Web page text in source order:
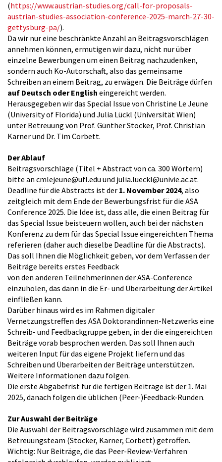
(https://www.austrian-studies.org/call-for-proposals-
austrian-studies-association-conference-2025-march-27-30-
gettysburg-pa/).
Da wir nur eine beschränkte Anzahl an Beitragsvorschlägen
annehmen können, ermutigen wir dazu, nicht nur über
einzelne Bewerbungen um einen Beitrag nachzudenken,
sondern auch Ko-Autorschaft, also das gemeinsame
Schreiben an einem Beitrag, zu erwägen. Die Beiträge dürfen
auf Deutsch oder English eingereicht werden.
Herausgegeben wir das Special Issue von Christine Le Jeune
(University of Florida) und Julia Lückl (Universität Wien)
unter Betreuung von Prof. Günther Stocker, Prof. Christian
Karner und Dr. Tim Corbett.
Der Ablauf
Beitragsvorschläge (Titel + Abstract von ca. 300 Wörtern)
bitte an cmlejeune@ufl.edu und julia.lueckl@univie.ac.at.
Deadline für die Abstracts ist der 1. November 2024, also
zeitgleich mit dem Ende der Bewerbungsfrist für die ASA
Conference 2025. Die Idee ist, dass alle, die einen Beitrag für
das Special Issue beisteuern wollen, auch bei der nächsten
Konferenz zu dem für das Special Issue eingereichten Thema
referieren (daher auch dieselbe Deadline für die Abstracts).
Das soll Ihnen die Möglichkeit geben, vor dem Verfassen der
Beiträge bereits erstes Feedback
von den anderen Teilnehmerinnen der ASA-Conference
einzuholen, das dann in die Er- und Überarbeitung der Artikel
einfließen kann.
Darüber hinaus wird es im Rahmen digitaler
Vernetzungstreffen des ASA Doktorandinnen-Netzwerks eine
Schreib- und Feedbackgruppe geben, in der die eingereichten
Beiträge vorab besprochen werden. Das soll Ihnen auch
weiteren Input für das eigene Projekt liefern und das
Schreiben und Überarbeiten der Beiträge unterstützen.
Weitere Informationen dazu folgen.
Die erste Abgabefrist für die fertigen Beiträge ist der 1. Mai
2025, danach folgen die üblichen (Peer-)Feedback-Runden.
Zur Auswahl der Beiträge
Die Auswahl der Beitragsvorschläge wird zusammen mit dem
Betreuungsteam (Stocker, Karner, Corbett) getroffen.
Wichtig: Nur Beiträge, die das Peer-Review-Verfahren